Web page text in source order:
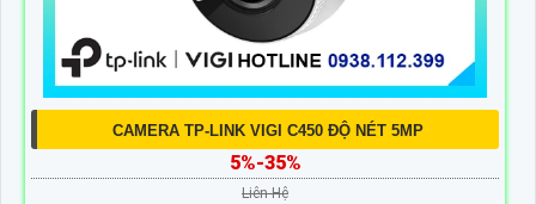
CAMERA TP-LINK VIGI C450 ĐỘ NÉT 5MP
5%-35%
Liên Hệ